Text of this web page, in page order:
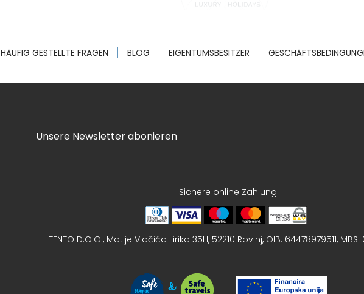
HÄUFIG GESTELLTE FRAGEN BLOG EIGENTUMSBESITZER
Sichere online Zahlung
TENTO D.O.O., Matije Vlačića Ilirika 35H, 52210 Rovinj, OIB: 64478979511,